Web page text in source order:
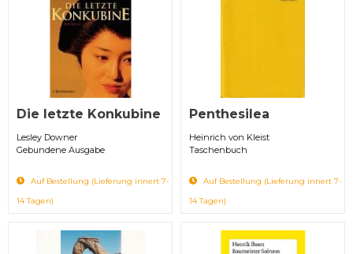
Die letzte Konkubine
Lesley Downer
Gebundene Ausgabe
Auf Bestellung (Lieferung innert 7-
14 Tagen)
Penthesilea
Heinrich von Kleist
Taschenbuch
Auf Bestellung (Lieferung innert 7-
14 Tagen)